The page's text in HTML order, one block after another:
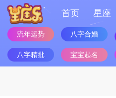
首页 星座
流年运势 八字合婚
八字精批 宝宝起名